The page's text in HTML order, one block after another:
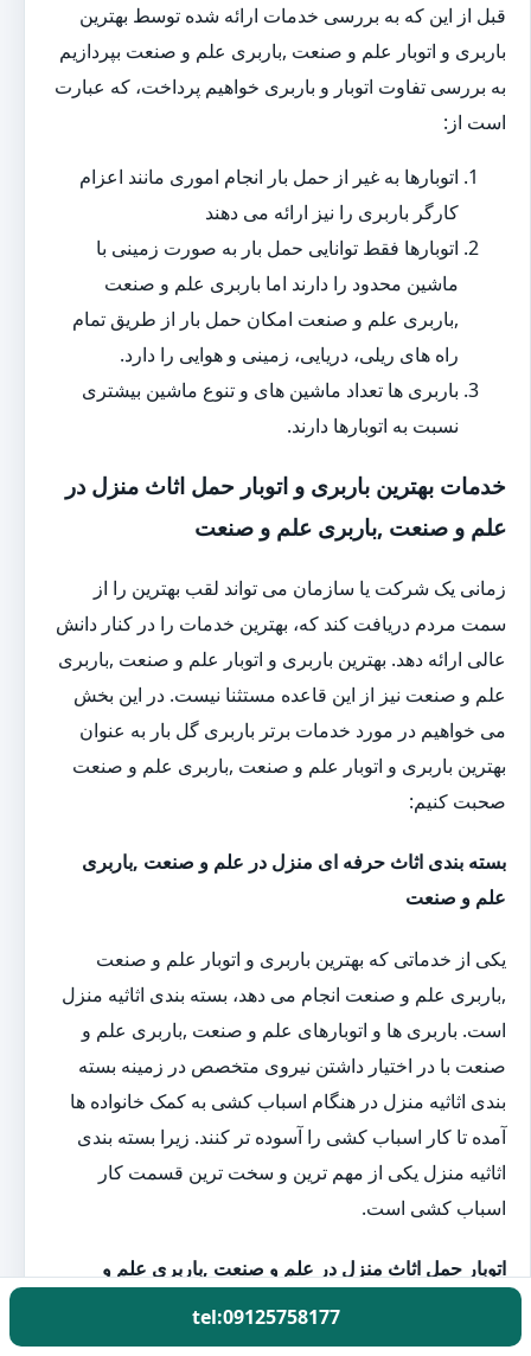
قبل از این که به بررسی خدمات ارائه شده توسط بهترین
باربری و اتوبار علم و صنعت ,باربری علم و صنعت بپردازیم
به بررسی تفاوت اتوبار و باربری خواهیم پرداخت، که عبارت
است از:
اتوبارها به غیر از حمل بار انجام اموری مانند اعزام
کارگر باربری را نیز ارائه می دهند
اتوبارها فقط توانایی حمل بار به صورت زمینی با
ماشین محدود را دارند اما باربری علم و صنعت
,باربری علم و صنعت امکان حمل بار از طریق تمام
راه های ریلی، دریایی، زمینی و هوایی را دارد.
باربری ها تعداد ماشین های و تنوع ماشین بیشتری
نسبت به اتوبارها دارند.
خدمات بهترین باربری و اتوبار حمل اثاث منزل در
علم و صنعت ,باربری علم و صنعت
زمانی یک شرکت یا سازمان می تواند لقب بهترین را از
سمت مردم دریافت کند که، بهترین خدمات را در کنار دانش
عالی ارائه دهد. بهترین باربری و اتوبار علم و صنعت ,باربری
علم و صنعت نیز از این قاعده مستثنا نیست. در این بخش
می خواهیم در مورد خدمات برتر باربری گل بار به عنوان
بهترین باربری و اتوبار علم و صنعت ,باربری علم و صنعت
صحبت کنیم:
بسته بندی اثاث حرفه ای منزل در علم و صنعت ,باربری
علم و صنعت
یکی از خدماتی که بهترین باربری و اتوبار علم و صنعت
,باربری علم و صنعت انجام می دهد، بسته بندی اثاثیه منزل
است. باربری ها و اتوبارهای علم و صنعت ,باربری علم و
صنعت با در اختیار داشتن نیروی متخصص در زمینه بسته
بندی اثاثیه منزل در هنگام اسباب کشی به کمک خانواده ها
آمده تا کار اسباب کشی را آسوده تر کنند. زیرا بسته بندی
اثاثیه منزل یکی از مهم ترین و سخت ترین قسمت کار
اسباب کشی است.
اتوبار حمل اثاث منزل در علم و صنعت ,باربری علم و
tel:09125758177